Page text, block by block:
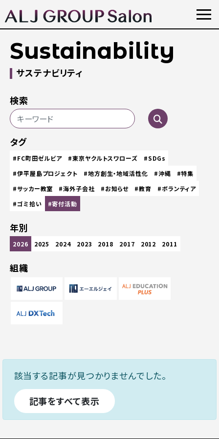
Sustainability
サステナビリティ
検索
タグ
#FC町田ゼルビア #東京ヤクルトスワローズ
#SDGs
#伊平屋島プロジェクト
#地方創生・地域活性化 #沖縄
#特集
#サッカー教室
#海外子会社 #お知らせ #教育
#ボランティア
#ゴミ拾い
#寄付活動
年別
2026 2025 2024 2023 2018 2017 2012 2011
組織
該当する記事が見つかりませんでした。
記事をすべて表示